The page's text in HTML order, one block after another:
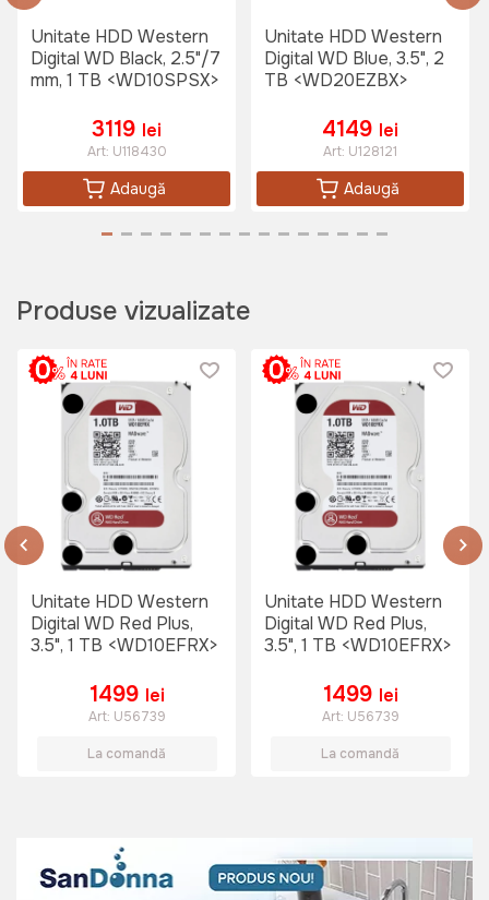
Unitate HDD Western
Digital WD Black, 2.5"/7
mm, 1 TB <WD10SPSX>
3119 lei
Art: U118430
Adaugă
Unitate HDD Western
Digital WD Blue, 3.5", 2
TB <WD20EZBX>
4149 lei
Art: U128121
Adaugă
Produse vizualizate
Unitate HDD Western
Digital WD Red Plus,
3.5", 1 TB <WD10EFRX>
1499 lei
Art: U56739
La comandă
Unitate HDD Western
Digital WD Red Plus,
3.5", 1 TB <WD10EFRX>
1499 lei
Art: U56739
La comandă